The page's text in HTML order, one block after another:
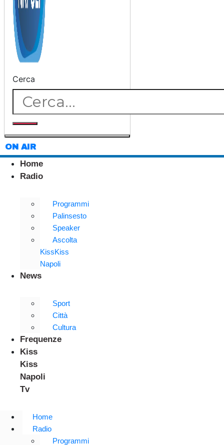
Cerca
ON AIR
Home
Radio
Programmi
Palinsesto
Speaker
Ascolta
KissKiss
Napoli
News
Sport
Città
Cultura
Frequenze
Kiss
Kiss
Napoli
Tv
Home
Radio
Programmi